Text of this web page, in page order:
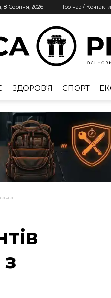
8 Серпня, 2026 Про нас / Контакти
Рівне
ЗДОРОВ'Я СПОРТ